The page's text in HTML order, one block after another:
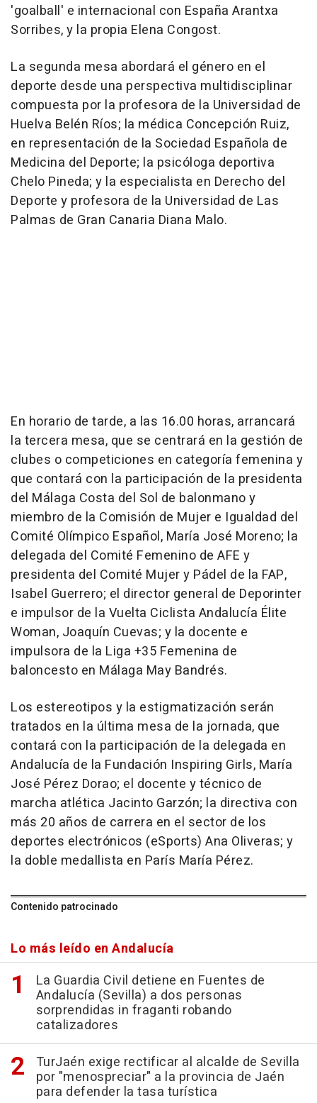
'goalball' e internacional con España Arantxa
Sorribes, y la propia Elena Congost.
La segunda mesa abordará el género en el
deporte desde una perspectiva multidisciplinar
compuesta por la profesora de la Universidad de
Huelva Belén Ríos; la médica Concepción Ruiz,
en representación de la Sociedad Española de
Medicina del Deporte; la psicóloga deportiva
Chelo Pineda; y la especialista en Derecho del
Deporte y profesora de la Universidad de Las
Palmas de Gran Canaria Diana Malo.
En horario de tarde, a las 16.00 horas, arrancará
la tercera mesa, que se centrará en la gestión de
clubes o competiciones en categoría femenina y
que contará con la participación de la presidenta
del Málaga Costa del Sol de balonmano y
miembro de la Comisión de Mujer e Igualdad del
Comité Olímpico Español, María José Moreno; la
delegada del Comité Femenino de AFE y
presidenta del Comité Mujer y Pádel de la FAP,
Isabel Guerrero; el director general de Deporinter
e impulsor de la Vuelta Ciclista Andalucía Élite
Woman, Joaquín Cuevas; y la docente e
impulsora de la Liga +35 Femenina de
baloncesto en Málaga May Bandrés.
Los estereotipos y la estigmatización serán
tratados en la última mesa de la jornada, que
contará con la participación de la delegada en
Andalucía de la Fundación Inspiring Girls, María
José Pérez Dorao; el docente y técnico de
marcha atlética Jacinto Garzón; la directiva con
más 20 años de carrera en el sector de los
deportes electrónicos (eSports) Ana Oliveras; y
la doble medallista en París María Pérez.
Contenido patrocinado
Lo más leído en Andalucía
La Guardia Civil detiene en Fuentes de
Andalucía (Sevilla) a dos personas
sorprendidas in fraganti robando
catalizadores
TurJaén exige rectificar al alcalde de Sevilla
por "menospreciar" a la provincia de Jaén
para defender la tasa turística